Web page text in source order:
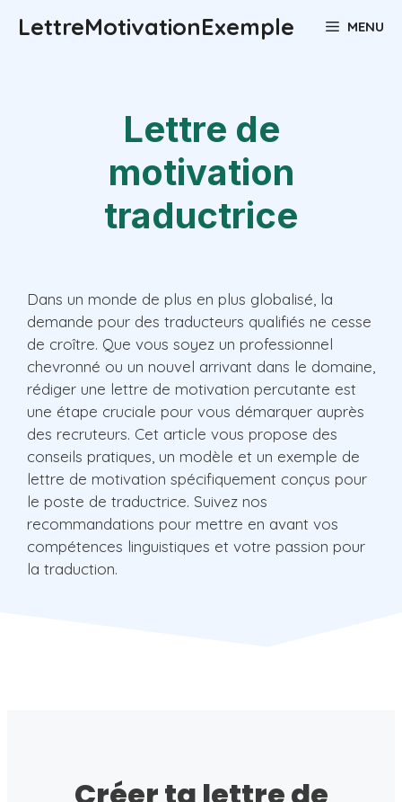
LettreMotivationExemple MENU
Lettre de
motivation
traductrice
Dans un monde de plus en plus globalisé, la
demande pour des traducteurs qualifiés ne cesse
de croître. Que vous soyez un professionnel
chevronné ou un nouvel arrivant dans le domaine,
rédiger une lettre de motivation percutante est
une étape cruciale pour vous démarquer auprès
des recruteurs. Cet article vous propose des
conseils pratiques, un modèle et un exemple de
lettre de motivation spécifiquement conçus pour
le poste de traductrice. Suivez nos
recommandations pour mettre en avant vos
compétences linguistiques et votre passion pour
la traduction.